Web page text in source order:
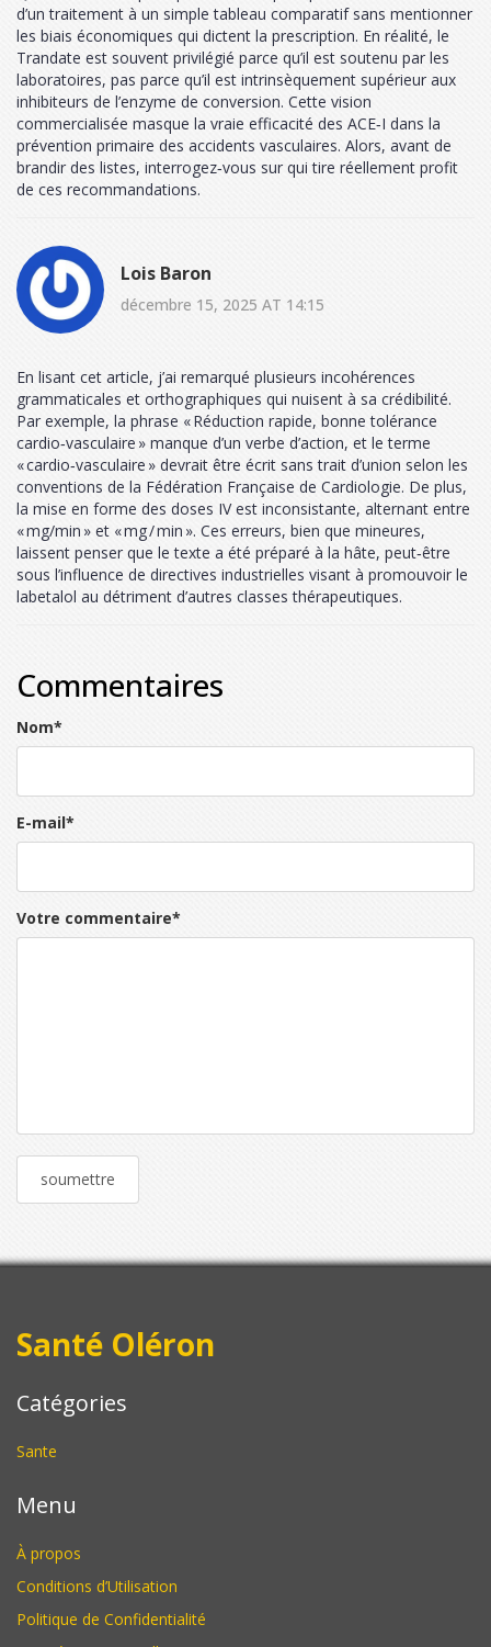
d’un traitement à un simple tableau comparatif sans mentionner
les biais économiques qui dictent la prescription. En réalité, le
Trandate est souvent privilégié parce qu’il est soutenu par les
laboratoires, pas parce qu’il est intrinsèquement supérieur aux
inhibiteurs de l’enzyme de conversion. Cette vision
commercialisée masque la vraie efficacité des ACE‑I dans la
prévention primaire des accidents vasculaires. Alors, avant de
brandir des listes, interrogez‑vous sur qui tire réellement profit
de ces recommandations.
Lois Baron
décembre 15, 2025 AT 14:15
En lisant cet article, j’ai remarqué plusieurs incohérences
grammaticales et orthographiques qui nuisent à sa crédibilité.
Par exemple, la phrase « Réduction rapide, bonne tolérance
cardio‑vasculaire » manque d’un verbe d’action, et le terme
« cardio‑vasculaire » devrait être écrit sans trait d’union selon les
conventions de la Fédération Française de Cardiologie. De plus,
la mise en forme des doses IV est inconsistante, alternant entre
« mg/min » et « mg / min ». Ces erreurs, bien que mineures,
laissent penser que le texte a été préparé à la hâte, peut‑être
sous l’influence de directives industrielles visant à promouvoir le
labetalol au détriment d’autres classes thérapeutiques.
Commentaires
Nom*
E-mail*
Votre commentaire*
Santé Oléron
Catégories
Sante
Menu
À propos
Conditions d’Utilisation
Politique de Confidentialité